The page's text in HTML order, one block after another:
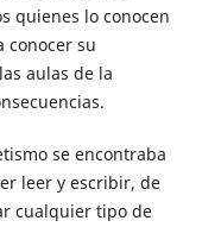
quienes lo conocen
conocer su
aulas de la
se encontraba
leer y escribir, de
cualquier tipo de